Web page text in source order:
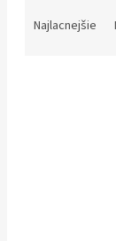
aNajlacnejšie